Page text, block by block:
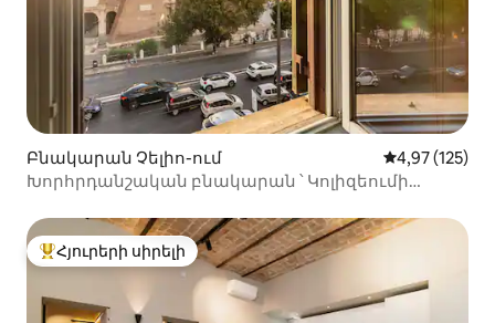
Բնակարան Չելիո-ում Միջին
4,97 (125)
Խորհրդանշական բնակարան ՝ Կոլիզեումի
Հյուրերի սիրելի լավագույն տները
Հյուրերի սիրելի